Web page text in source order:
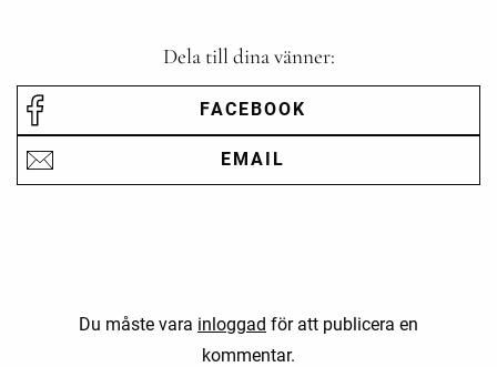
Dela till dina vänner:
FACEBOOK
EMAIL
Du måste vara inloggad för att publicera en
kommentar.